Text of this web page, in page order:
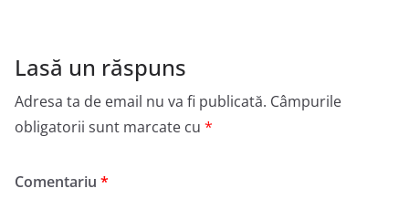
Lasă un răspuns
Adresa ta de email nu va fi publicată. Câmpurile
obligatorii sunt marcate cu *
Comentariu *